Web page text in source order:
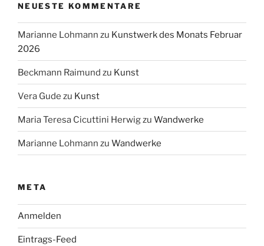
NEUESTE KOMMENTARE
Marianne Lohmann zu Kunstwerk des Monats Februar
2026
Beckmann Raimund zu Kunst
Vera Gude zu Kunst
Maria Teresa Cicuttini Herwigzu Wandwerke
Marianne Lohmann zu Wandwerke
META
Anmelden
Eintrags-Feed